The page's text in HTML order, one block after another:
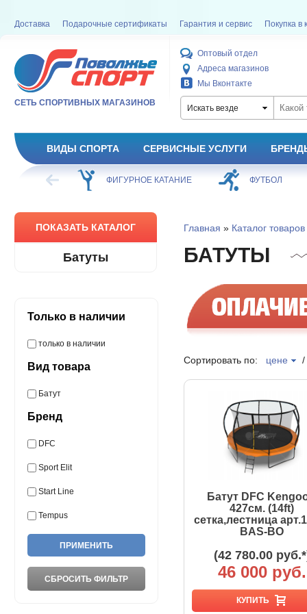
Доставка Подарочные сертификаты Гарантия и сервис Покупка в
СЕТЬ СПОРТИВНЫХ МАГАЗИНОВ
Оптовый отдел
Адреса магазинов
Мы Вконтакте
Искать везде
ВИДЫ СПОРТА СЕРВИСНЫЕ УСЛУГИ
КАТАНИЕ ФУТБОЛ БАСКЕТБОЛ
ПОКАЗАТЬ КАТАЛОГ
Батуты
Только в наличии
только в наличии
Вид товара
Батут
Бренд
DFC
Sport Elit
Start Line
Tempus
Главная » Каталог товаров
БАТУТЫ
Сортировать по: цене
Батут DFC
427см. (14ft)
сетка,лестница
BAS-BO
(42 780.00
46 000 руб.
КУПИТЬ